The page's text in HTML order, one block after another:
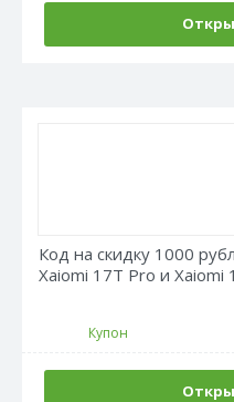
Код на скидку 1000
Xaiomi 17T Pro и Xaiomi
Купон